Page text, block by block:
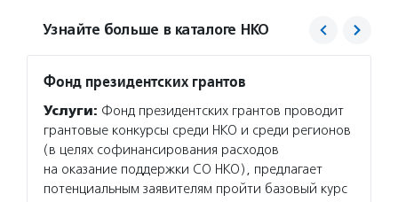
Узнайте больше в каталоге НКО
Фонд президентских грантов
Услуги: Фонд президентских грантов проводит
грантовые конкурсы среди НКО и среди регионов
(в целях софинансирования расходов
на оказание поддержки СО НКО), предлагает
потенциальным заявителям пройти базовый курс